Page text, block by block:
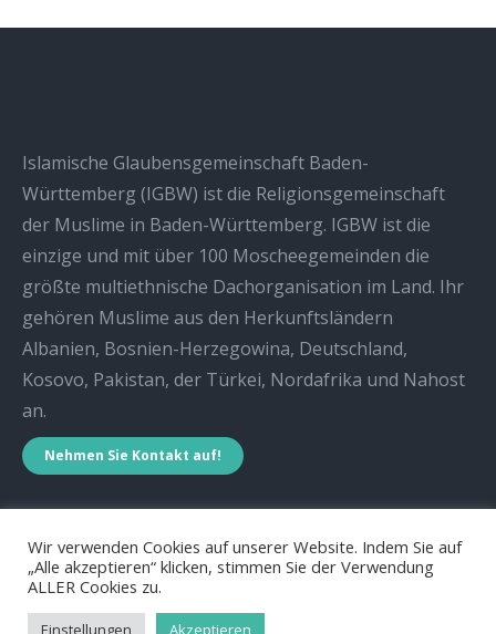
Islamische Glaubensgemeinschaft Baden-
Württemberg (IGBW) ist die Religionsgemeinschaft
der Muslime in Baden-Württemberg. IGBW ist die
einzige und mit über 100 Moscheegemeinden die
größte multiethnische Dachorganisation im Land. Ihr
gehören Muslime aus den Herkunftsländern
Albanien, Bosnien-Herzegowina, Deutschland,
Kosovo, Pakistan, der Türkei, Nordafrika und Nahost
an.
Nehmen Sie Kontakt auf!
Islamische Glaubensgemeinschaft Baden-Württemberg
Wir verwenden Cookies auf unserer Website. Indem Sie auf
„Alle akzeptieren“ klicken, stimmen Sie der Verwendung
ALLER Cookies zu.
Einstellungen Akzeptieren